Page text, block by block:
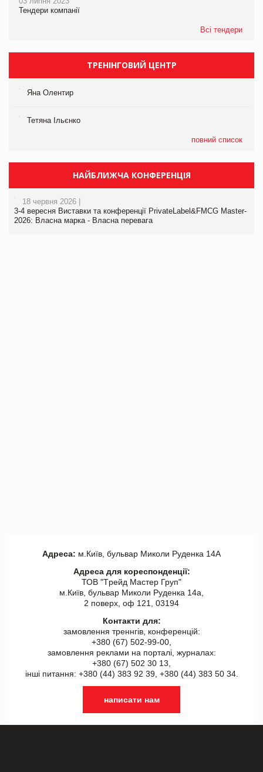
Тендери компанії
Всі тендери
ТРЕНІНГОВИЙ ЦЕНТР
Яна Олентир
Тетяна Ільєнко
повний список
НАЙБЛИЖЧА КОНФЕРЕНЦІЯ
18 червня 2026 |
3-4 вересня Виставки та конференції PrivateLabel&FMCG Master-
2026: Власна марка - Власна перевага
Адреса: м.Київ, бульвар Миколи Руденка 14А
Адреса для кореспонденції:
ТОВ "Tрейд Мастер Груп"
м.Київ, бульвар Миколи Руденка 14а,
2 поверх, оф 121, 03194
Контакти для:
замовлення треннгів, конференцій:
+380 (67) 502-99-00,
замовлення реклами на порталі, журналах:
+380 (67) 502 30 13,
інші питання: +380 (44) 383 92 39, +380 (44) 383 50 34.
написати нам